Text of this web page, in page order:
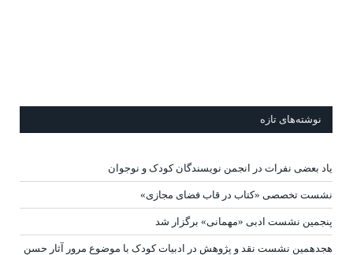
نوشته‌های تازه
یاد بعضی نفرات در انجمن نویسندگان کودک و نوجوان
نشست تخصصی «کتاب در قاب فضای مجازی»
پنجمین نشست ادبی «مهمانی» برگزار شد
هجدهمین نشست نقد و پژوهش در ادبیات کودک با موضوع مرور آثار حسن